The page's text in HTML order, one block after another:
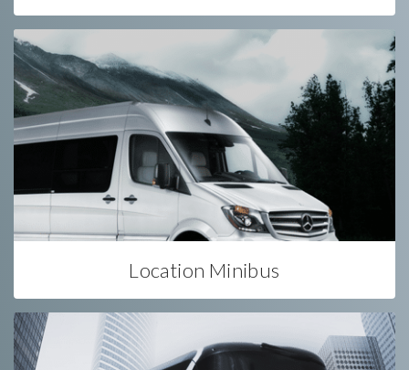
Location Minibus